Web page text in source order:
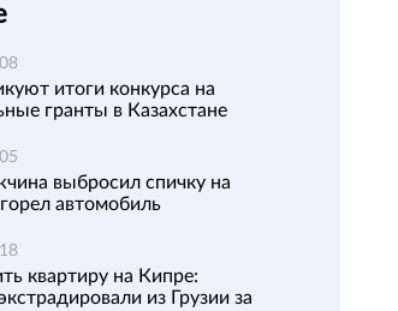
итоги конкурса на
гранты в Казахстане
выбросил спичку на
автомобиль
квартиру на Кипре:
из Грузии за